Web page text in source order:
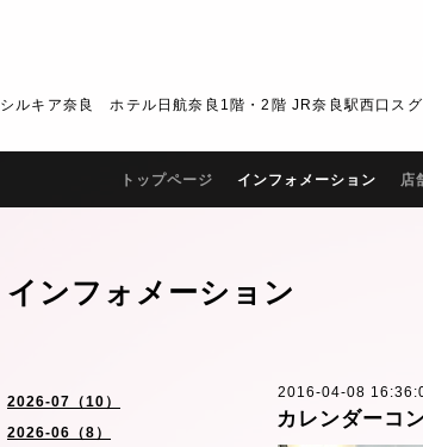
シルキア奈良 ホテル日航奈良1階・2階 JR奈良駅西口
トップページ インフォメーション 店
2026-07（10）
2026-06（8）
インフォメーション
2016-04-08
カレンダーコ